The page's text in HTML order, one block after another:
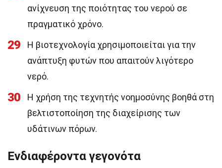
ανίχνευση της ποιότητας του νερού σε
πραγματικό χρόνο.
29
Η βιοτεχνολογία χρησιμοποιείται για την
ανάπτυξη φυτών που απαιτούν λιγότερο
νερό.
30
Η χρήση της τεχνητής νοημοσύνης βοηθά στη
βελτιστοποίηση της διαχείρισης των
υδάτινων πόρων.
Ενδιαφέροντα γεγονότα